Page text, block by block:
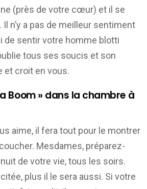
(près de votre cœur) et il se
n’y a pas de meilleur sentiment
de sentir votre homme blotti
tous ses soucis et son
et croit en vous.
Boom » dans la chambre à
aime, il fera tout pour le montrer
Mesdames, préparez-
de votre vie, tous les soirs.
plus il le sera aussi. Si votre